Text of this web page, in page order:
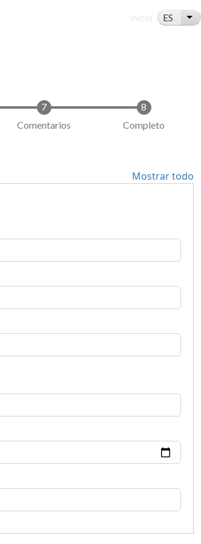
Inicio ES
Comentarios Completo
Mostrar todo